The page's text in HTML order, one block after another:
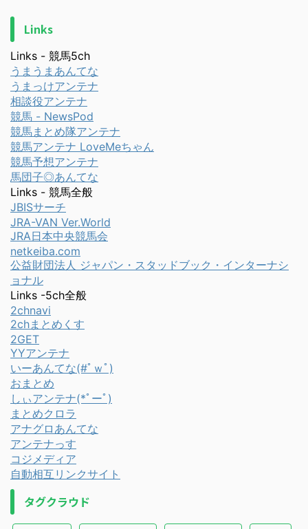
Links
Links - 競馬5ch
うまうまあんてな
うまっけアンテナ
相談役アンテナ
競馬 - NewsPod
競馬まとめ隊アンテナ
競馬アンテナ LoveMeちゃん
競馬予想アンテナ
馬団子◎あんてな
Links - 競馬全般
JBISサーチ
JRA-VAN Ver.World
JRA日本中央競馬会
netkeiba.com
公益財団法人 ジャパン・スタッドブック・インターナシ
ョナル
Links -5ch全般
2chnavi
2chまとめくす
2GET
YYアンテナ
いーあんてな(#ﾟｗﾟ)
おまとめ
しぃアンテナ(*ﾟーﾟ)
まとめクロラ
アナグロあんてな
アンテナっす
コジメディア
自動相互リンクサイト
タグクラウド